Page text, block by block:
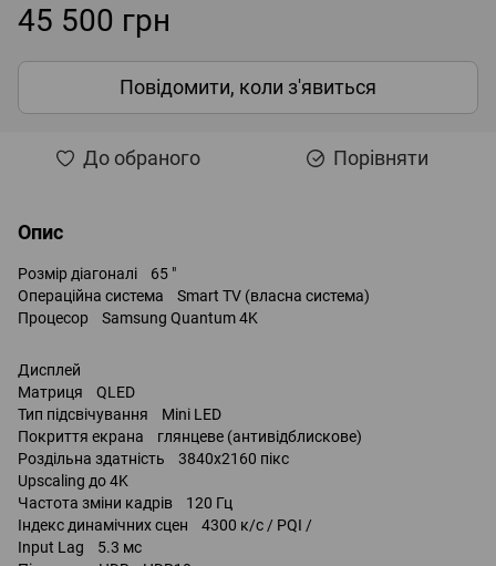
45 500 грн
Повідомити, коли з'явиться
До обраного Порівняти
Опис
Розмір діагоналі 65 "
Операційна система Smart TV (власна система)
Процесор Samsung Quantum 4K
Дисплей
Матриця QLED
Тип підсвічування Mini LED
Покриття екрана глянцеве (антивідблискове)
Роздільна здатність 3840x2160 пікс
Upscaling до 4K
Частота зміни кадрів 120 Гц
Індекс динамічних сцен 4300 к/с / PQI /
Input Lag 5.3 мс